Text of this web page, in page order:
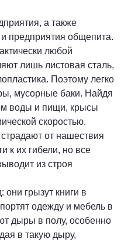
а также
предприятия общепита.
любой
лишь листовая сталь,
Поэтому легко
мусорные баки. Найдя
воды и пищи, крысы
скоростью.
от нашествия
к их гибели, но все
из строя
грызут книги в
одежду и мебель в
дыры в полу, особенно
в такую дыру,